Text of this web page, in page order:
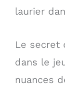
laurier
Le secret
dans le
nuances